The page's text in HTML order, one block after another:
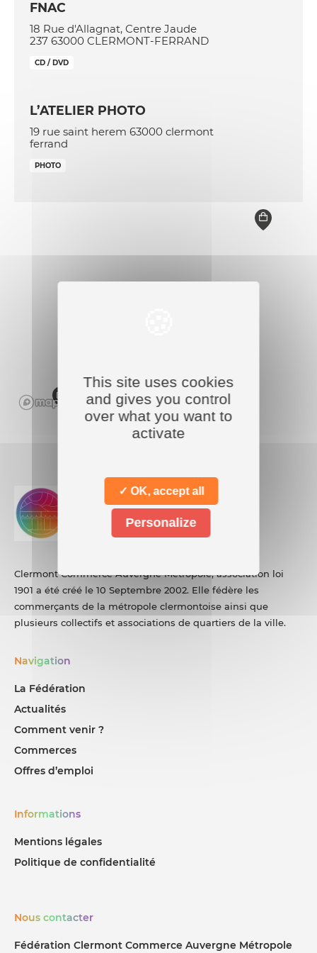
This site uses cookies
and gives you control
over what you want to
activate
✓ OK, accept all
Personalize
FNAC
18 Rue d'Allagnat, Centre Jaude
237 63000 CLERMONT-FERRAND
CD / DVD
L’ATELIER PHOTO
19 rue saint herem 63000 clermont
ferrand
PHOTO
Clermont Commerce Auvergne Métropole, association loi
1901 a été créé le 10 Septembre 2002. Elle fédère les
commerçants de la métropole clermontoise ainsi que
plusieurs collectifs et associations de quartiers de la ville.
Navigation
La Fédération
Actualités
Comment venir ?
Commerces
Offres d’emploi
Informations
Mentions légales
Politique de confidentialité
Nous contacter
Fédération Clermont Commerce Auvergne Métropole